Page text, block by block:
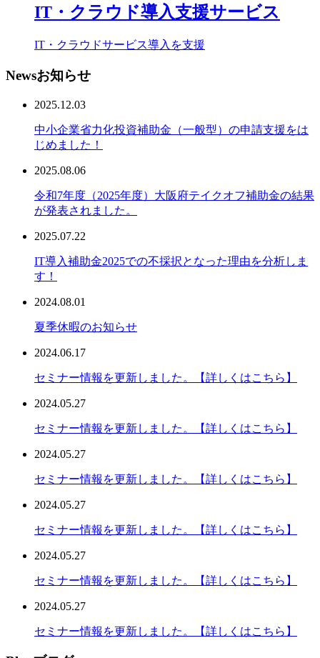
IT・クラウド導入支援サービス
IT・クラウドサービス導入を支援
Newsお知らせ
2025.12.03
中小企業省力化投資補助金（一般型）の申請支援をは
じめました！
2025.08.06
令和7年度（2025年度）大阪府テイクオフ補助金の結果
が発表されました。
2025.07.22
IT導入補助金2025での不採択となった理由を分析しま
す！
2024.08.01
夏季休暇のお知らせ
2024.06.17
セミナー情報を更新しました。【詳しくはこちら】
2024.05.27
セミナー情報を更新しました。【詳しくはこちら】
2024.05.27
セミナー情報を更新しました。【詳しくはこちら】
2024.05.27
セミナー情報を更新しました。【詳しくはこちら】
2024.05.27
セミナー情報を更新しました。【詳しくはこちら】
2024.05.27
セミナー情報を更新しました。【詳しくはこちら】